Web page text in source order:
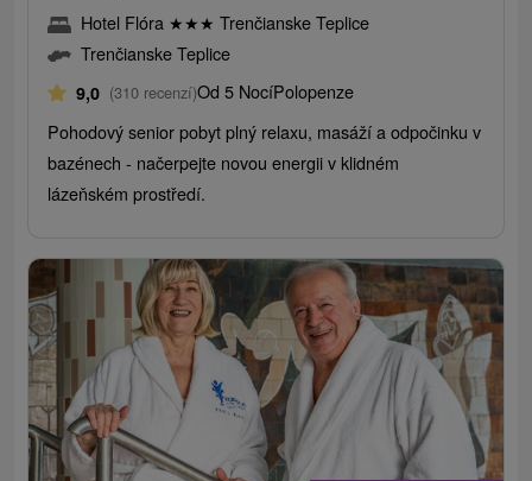
Hotel Flóra ★★★ Trenčianske Teplice
Trenčianske Teplice
9,0 (310 recenzí)Od 5 NocíPolopenze
Pohodový senior pobyt plný relaxu, masáží a odpočinku v
bazénech - načerpejte novou energii v klidném
lázeňském prostředí.